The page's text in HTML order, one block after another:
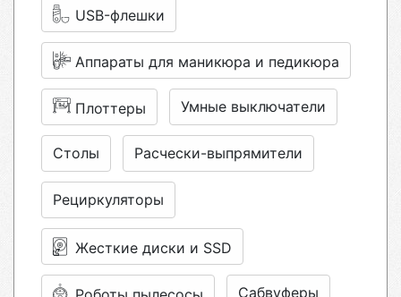
USB-флешки
Аппараты для маникюра и педикюра
Плоттеры Умные выключатели
Столы Расчески-выпрямители
Рециркуляторы
Жесткие диски и SSD
Сабвуферы